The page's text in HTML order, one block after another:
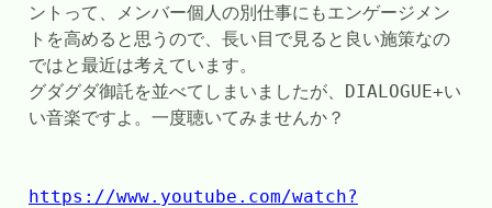
ントって、メンバー個人の別仕事にもエンゲージメン
トを高めると思うので、長い目で見ると良い施策なの
ではと最近は考えています。
グダグダ御託を並べてしまいましたが、DIALOGUE+い
い音楽ですよ。一度聴いてみませんか？
https://www.youtube.com/watch?